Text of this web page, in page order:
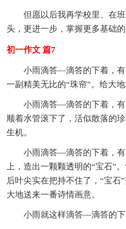
但愿以后我再学校里、在
头，更进一步，掌握更多基础的
初一作文 篇7
小雨滴答—滴答的下着，
一副精美无比的“珠帘”。给大地
小雨滴答—滴答的下着，
顺着水管滚下了，活似散落的
生机。
小雨滴答—滴答的下着，
上，造出一颗颗透明的“宝石”
后叶尖实在把持不住了，“宝石
大地送来一番诗情画意。
小雨就这样滴答—滴答的